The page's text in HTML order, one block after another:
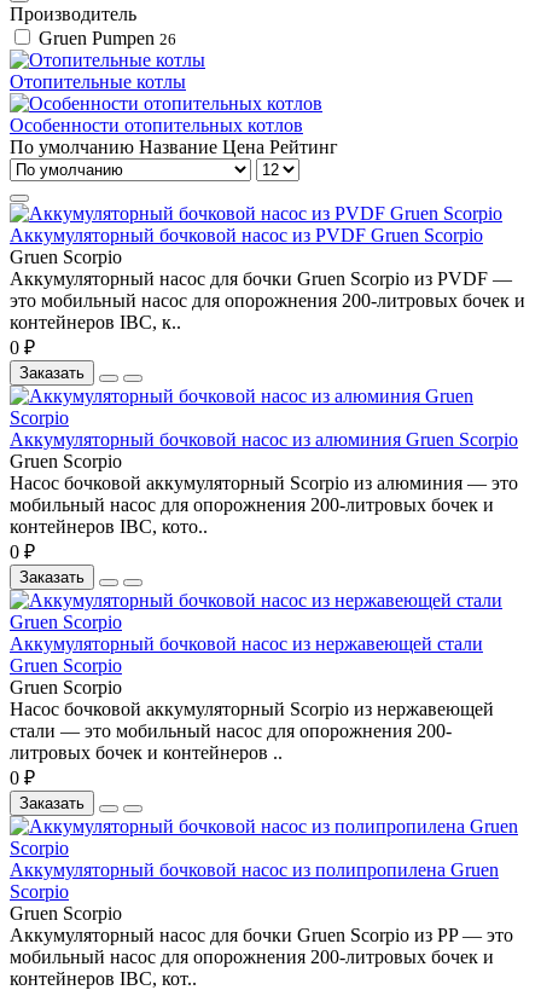
Производитель
Gruen Pumpen 26
Отопительные котлы
Особенности отопительных котлов
По умолчанию Название Цена Рейтинг
Аккумуляторный бочковой насос из PVDF Gruen Scorpio
Gruen Scorpio
Аккумуляторный насос для бочки Gruen Scorpio из PVDF —
это мобильный насос для опорожнения 200-литровых бочек и
контейнеров IBC, к..
0 ₽
Заказать
Аккумуляторный бочковой насос из алюминия Gruen Scorpio
Gruen Scorpio
Насос бочковой аккумуляторный Scorpio из алюминия — это
мобильный насос для опорожнения 200-литровых бочек и
контейнеров IBC, кото..
0 ₽
Заказать
Аккумуляторный бочковой насос из нержавеющей стали
Gruen Scorpio
Gruen Scorpio
Насос бочковой аккумуляторный Scorpio из нержавеющей
стали — это мобильный насос для опорожнения 200-
литровых бочек и контейнеров ..
0 ₽
Заказать
Аккумуляторный бочковой насос из полипропилена Gruen
Scorpio
Gruen Scorpio
Аккумуляторный насос для бочки Gruen Scorpio из PP — это
мобильный насос для опорожнения 200-литровых бочек и
контейнеров IBC, кот..